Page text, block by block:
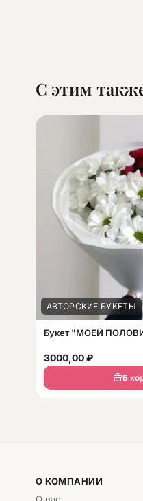
С этим
АВТОРСКИЕ БУКЕТЫ
Букет "МОЕЙ
3000,00₽
В
О КОМПАНИИ